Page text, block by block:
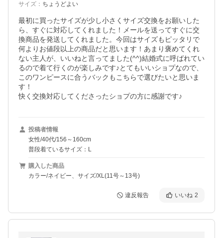
サイズ ： ちょうどよい
最初に買ったサイズが少し小さくサイズ交換をお願いした
ら、すぐに対応してくれました！メールを送ってすぐに交
換商品を発送してくれました。今回はサイズもピッタリで
何よりお値段以上の商品だと思います！あまり褒めてくれ
ない主人が、いいねと言ってました(^^)結婚式に呼ばれてい
るので着て行くのが楽しみです♪とてもいいショプなので、
このワンピースに合うバックもこちらで選びたいと思いま
す！
快く交換対応してくださったショプの方に感謝です♪
投稿者情報
女性/40代/156～160cm
普段着ているサイズ：L
購入した商品
カラー/ネイビー、サイズ/XL(11号～13号)
違反報告 いいね 2